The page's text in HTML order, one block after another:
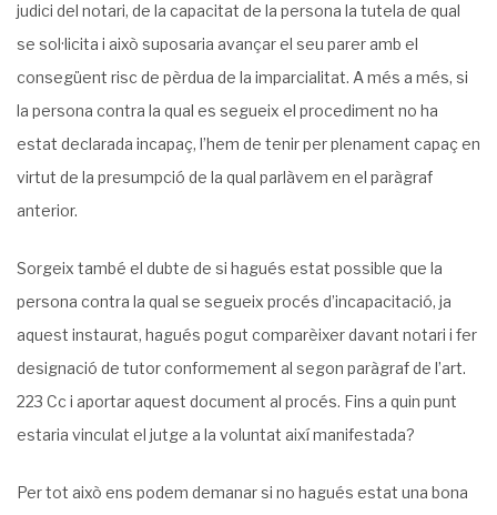
judici del notari, de la capacitat de la persona la tutela de qual
se sol·licita i això suposaria avançar el seu parer amb el
consegüent risc de pèrdua de la imparcialitat. A més a més, si
la persona contra la qual es segueix el procediment no ha
estat declarada incapaç, l’hem de tenir per plenament capaç en
virtut de la presumpció de la qual parlàvem en el paràgraf
anterior.
Sorgeix també el dubte de si hagués estat possible que la
persona contra la qual se segueix procés d’incapacitació, ja
aquest instaurat, hagués pogut comparèixer davant notari i fer
designació de tutor conformement al segon paràgraf de l’art.
223 Cc i aportar aquest document al procés. Fins a quin punt
estaria vinculat el jutge a la voluntat així manifestada?
Per tot això ens podem demanar si no hagués estat una bona